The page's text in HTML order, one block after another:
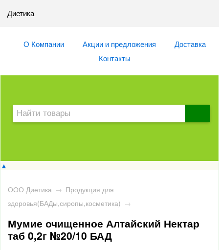
Диетика
О Компании Акции и предложения
Доставка
Контакты
▲
ООО Диетика → Продукция для
здоровья(БАДы,сиропы,косметика) →
Мумие очищенное Алтайский Нектар
таб 0,2г №20/10 БАД